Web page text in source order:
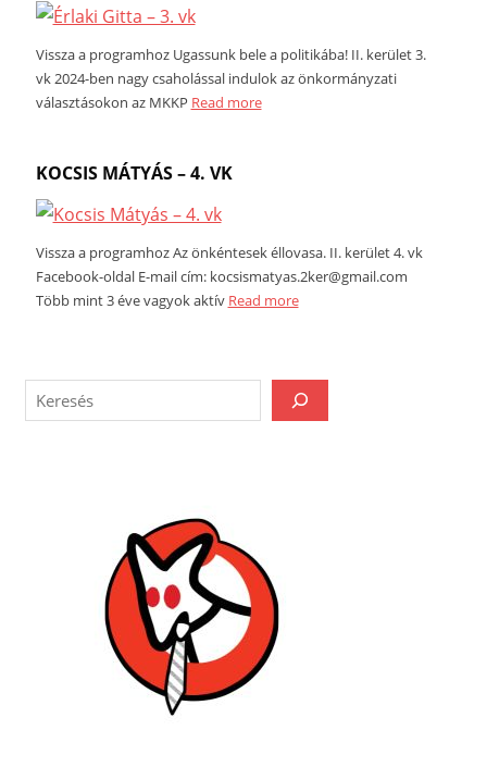
Vissza a programhoz Ugassunk bele a politikába! II. kerület 3.
vk 2024-ben nagy csaholással indulok az önkormányzati
választásokon az MKKP Read more
KOCSIS MÁTYÁS – 4. VK
Vissza a programhoz Az önkéntesek éllovasa. II. kerület 4. vk
Facebook-oldal E-mail cím: kocsismatyas.2ker@gmail.com
Több mint 3 éve vagyok aktív Read more